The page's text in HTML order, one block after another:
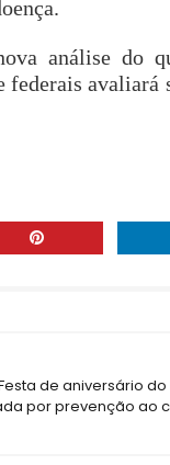
análise do
federais avaliará
de aniversário do
por prevenção ao